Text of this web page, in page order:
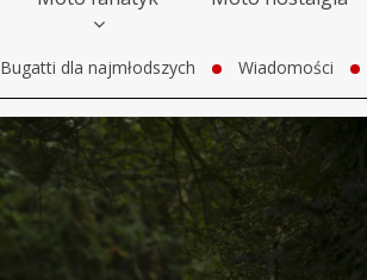
Bugatti dla najmłodszych Wiadomości